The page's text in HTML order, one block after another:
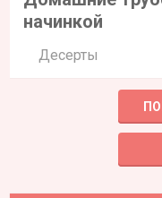
начинкой
Десерты